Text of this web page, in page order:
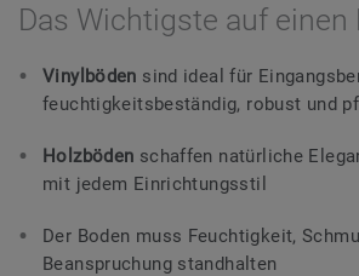
Das Wichtigste auf einen
Vinylböden sind ideal für
feuchtigkeitsbeständig, robust und
Holzböden schaffen natürliche
mit jedem Einrichtungsstil
Der Boden muss Feuchtigkeit,
Beanspruchung standhalten